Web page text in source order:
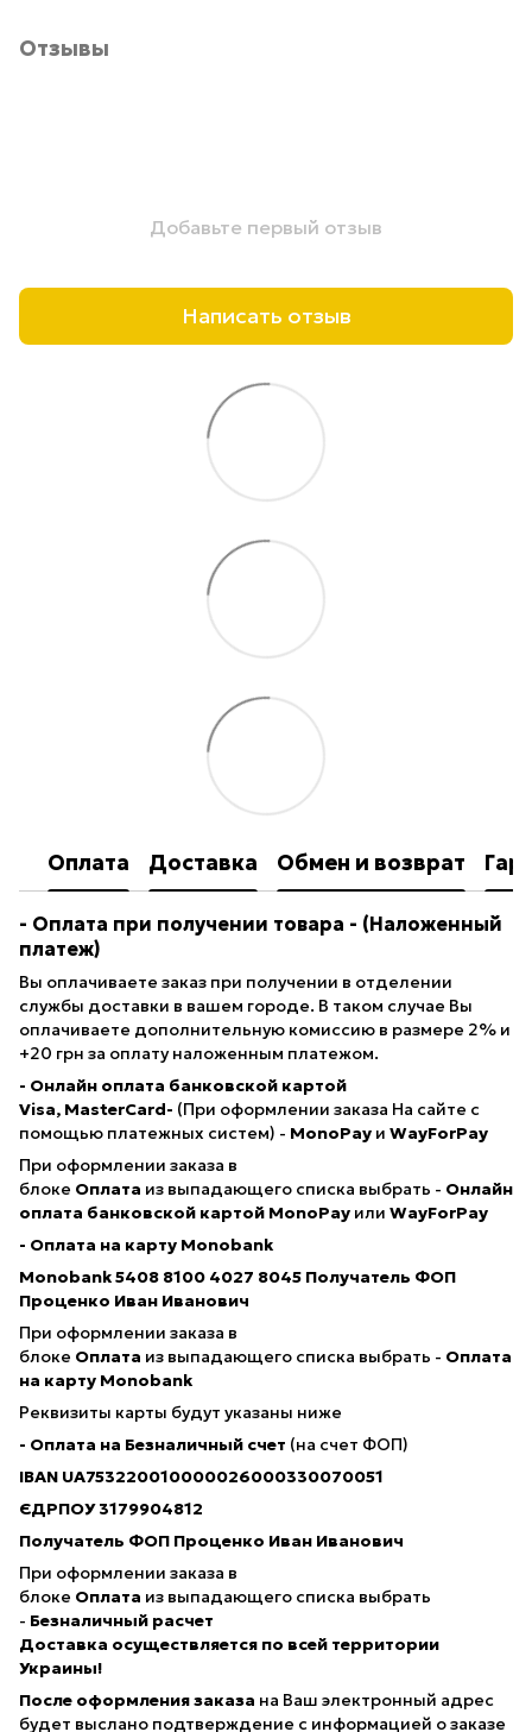
Отзывы
Добавьте первый отзыв
Написать отзыв
Оплата Доставка Обмен и возврат
- Оплата при получении товара - (Наложенный
платеж)
Вы оплачиваете заказ при получении в отделении
службы доставки в вашем городе. В таком случае Вы
оплачиваете дополнительную комиссию в размере 2% и
+20 грн за оплату наложенным платежом.
- Онлайн оплата банковской картой
Visa, MasterCard- (При оформлении заказа На сайте с
помощью платежных систем) - MonoPay и WayForPay
При оформлении заказа в
блоке Оплата из выпадающего списка выбрать - Онлайн
оплата банковской картой MonoPay или WayForPay
- Оплата на карту Monobank
Monobank 5408 8100 4027 8045 Получатель ФОП
Проценко Иван Иванович
При оформлении заказа в
блоке Оплата из выпадающего списка выбрать - Оплата
на карту Monobank
Реквизиты карты будут указаны ниже
- Оплата на Безналичный счет (на счет ФОП)
IBAN UA753220010000026000330070051
ЄДРПОУ 3179904812
Получатель ФОП Проценко Иван Иванович
При оформлении заказа в
блоке Оплата из выпадающего списка выбрать
- Безналичный расчет
Доставка осуществляется по всей территории
Украины!
После оформления заказа на Ваш электронный адрес
будет выслано подтверждение с информацией о заказе